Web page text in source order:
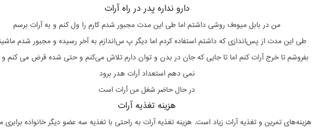
دارو نداره پدر در راه آرات
من در بابل میوه‌ف روشی داشتم اما طی این مدت مجبور شدم کارم را ول کنم و به آرات برسم
طی این مدت از پس‌اندازی که داشتم استفاده کردم اما دیگر پ س‌اندازم به آخر رسیده و مجبور شدم
بفروشم تا خرج آرات کنم اما تا جایی که جان در بدن و توان دارم تلاش می‌کنم و حتی شده قرض می‌ کنم و
نمی‌ دهم استعداد آرات هدر برود
در حال حاضر شغل من آرات است
هزینه تغذیه آرات
هزینه‌های تمرین و تغذیه آرات زیاد است. هزینه تغذیه آرات به راحتی با تغذیه سه عضو دیگر خانواده برابری